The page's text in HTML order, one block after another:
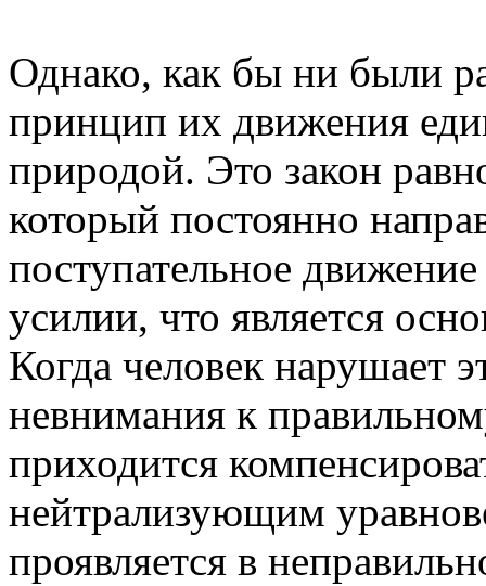
Однако, как бы ни были
принцип их движения
природой. Это закон
который постоянно
поступательное
усилии, что является
Когда человек нарушает
невнимания к
приходится
нейтрализующим
проявляется в